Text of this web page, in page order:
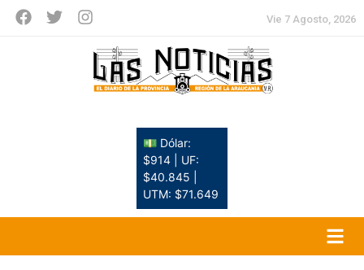
Vie 7 Agosto, 2026
💵 Dólar:
$914 | UF:
$40.845 |
UTM: $71.649